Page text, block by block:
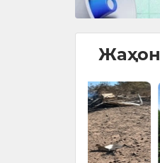
Жаҳон